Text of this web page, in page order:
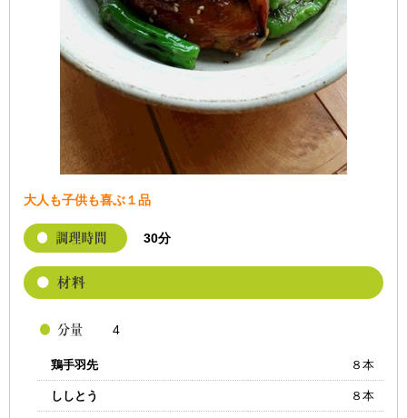
大人も子供も喜ぶ１品
30分
4
鶏手羽先 ８本
ししとう ８本